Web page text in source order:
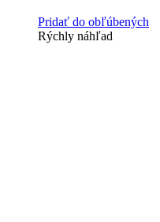
Pridať do obľúbených
Rýchly náhľad